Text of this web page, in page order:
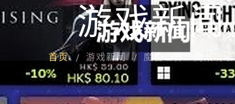
游戏新闻
首页 游戏新闻 魔兽世界：高效刷